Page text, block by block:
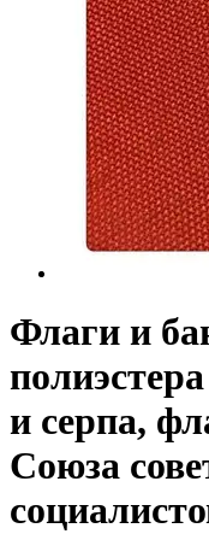
Флаги и
и серпа,
Союза